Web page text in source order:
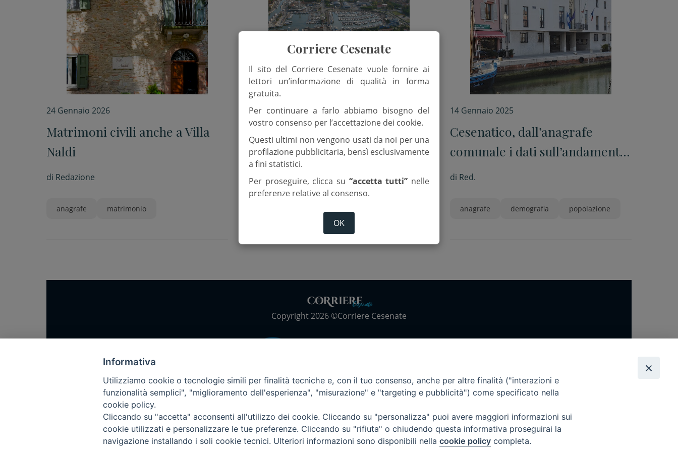
24 Gennaio 2026
Matrimoni civili anche a Villa
Naldi
di Redazione
anagrafe matrimonio
15 Gennaio 2026
Cesenatico, anagrafe: i single
sono oltre il 40 per cento
diRed.
14 Gennaio 2025
Cesenatico, dall’anagrafe
comunale i dati sull’andamento
demografico
di Red.
anagrafe demografia popolazione
Copyright 2026 ©Corriere Cesenate
Come abbonarsi
Corriere Cesenate
Il sito del Corriere Cesenate vuole fornire ai
lettori un’informazione di qualità in forma
gratuita.
Per continuare a farlo abbiamo bisogno del
vostro consenso per l’accettazione dei cookie.
Questi ultimi non vengono usati da noi per una
profilazione pubblicitaria, bensì esclusivamente
a fini statistici.
Per proseguire, clicca su “accetta tutti” nelle
preferenze relative al consenso.
OK
Informativa
Utilizziamo cookie o tecnologie simili per finalità tecniche e, con il tuo consenso, anche per altre finalità ("interazioni e
funzionalità semplici", "miglioramento dell'esperienza", "misurazione" e "targeting e pubblicità") come specificato nella
cookie policy.
Cliccando su "accetta" acconsenti all'utilizzo dei cookie. Cliccando su "personalizza" puoi avere maggiori informazioni sui
cookie utilizzati e personalizzare le tue preferenze. Cliccando su "rifiuta" o chiudendo questa informativa proseguirai la
navigazione installando i soli cookie tecnici. Ulteriori informazioni sono disponibili nella cookie policy completa.